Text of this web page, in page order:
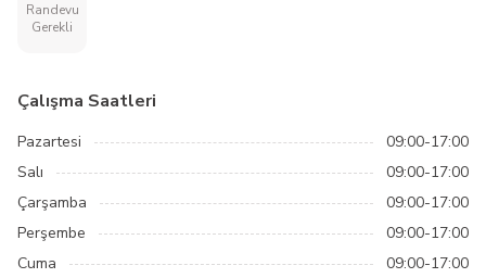
Randevu
Gerekli
Çalışma Saatleri
Pazartesi
09:00-17:00
Salı
09:00-17:00
Çarşamba
09:00-17:00
Perşembe
09:00-17:00
Cuma
09:00-17:00